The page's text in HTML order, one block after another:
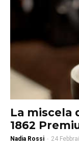
La miscela
1862
Nadia Rossi - 24